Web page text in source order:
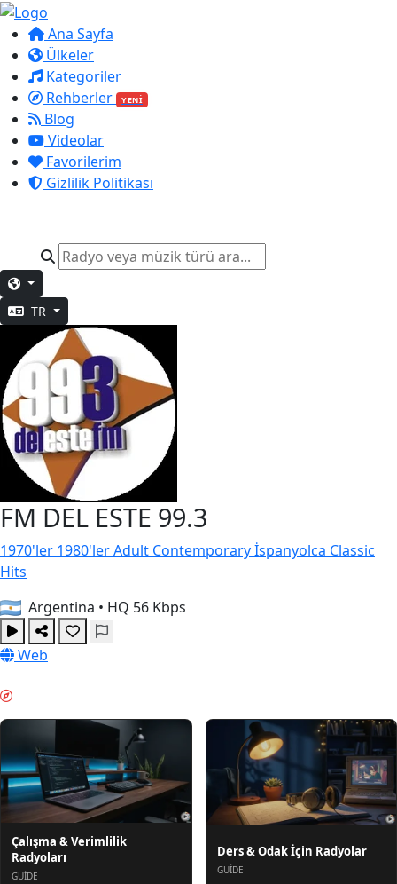
Ana Sayfa
Ülkeler
Kategoriler
Rehberler
YENİ
Blog
Videolar
Favorilerim
Gizlilik Politikası
TR
FM DEL ESTE 99.3
1970'ler 1980'lerAdult Contemporaryİspanyolca Classic
Hits
Argentina • HQ 56 Kbps
Web
Çalışma & Verimlilik
Radyoları
GUIDE
Ders & Odak İçin Radyolar
GUIDE